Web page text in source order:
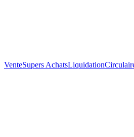
VenteSupers AchatsLiquidation